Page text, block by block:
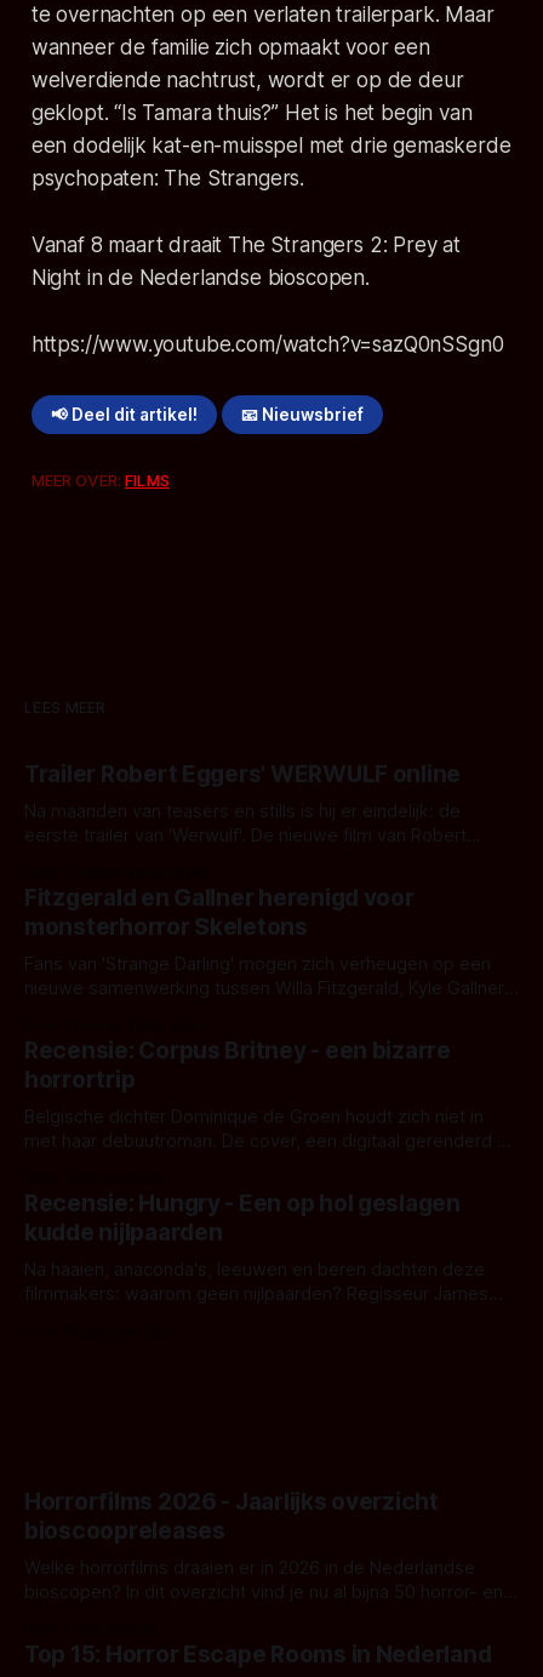
te overnachten op een verlaten trailerpark. Maar
wanneer de familie zich opmaakt voor een
welverdiende nachtrust, wordt er op de deur
geklopt. “Is Tamara thuis?” Het is het begin van
een dodelijk kat-en-muisspel met drie gemaskerde
psychopaten: The Strangers.
Vanaf 8 maart draait The Strangers 2: Prey at
Night in de Nederlandse bioscopen.
https://www.youtube.com/watch?v=sazQ0nSSgn0
📢 Deel dit artikel! 📧 Nieuwsbrief
MEER OVER:FILMS
LEES MEER
Trailer Robert Eggers' WERWULF online
Na maanden van teasers en stills is hij er eindelijk: de
eerste trailer van 'Werwulf'. De nieuwe film van Robert
kille stijl vol folklore en mythe. Het topic deze keer is (kon
het het al raden?)... de weerwolf. Kijk je mee?
Fitzgerald en Gallner herenigd voor
monsterhorror Skeletons
Fans van 'Strange Darling' mogen zich verheugen op een
nieuwe samenwerking tussen Willa Fitzgerald, Kyle Gallner
'Skeletons', een nieuwe creature feature waarvoor de
opnames zijn gestart in Australië.
Recensie: Corpus Britney - een bizarre
horrortrip
Belgische dichter Dominique de Groen houdt zich niet in
met haar debuutroman. De cover, een digitaal gerenderd en
achtergrond, belooft iets kleurrijks maar onheilspellends,
iets ongrijpbaars. En dat maakt De Groen met ieder woord
waar.
Recensie: Hungry - Een op hol geslagen
kudde nijlpaarden
Na haaien, anaconda's, leeuwen en beren dachten deze
filmmakers: waarom geen nijlpaarden? Regisseur James
Horrorfilms 2026 - Jaarlijks overzicht
bioscoopreleases
Welke horrorfilms draaien er in 2026 in de Nederlandse
bioscopen? In dit overzicht vind je nu al bijna 50 horror- en
Top 15: Horror Escape Rooms in Nederland